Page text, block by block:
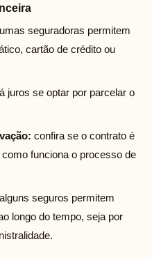
seguradoras permitem
cartão de crédito ou
juros se optar por parcelar o
confira se o contrato é
funciona o processo de
alguns seguros permitem
longo do tempo, seja por